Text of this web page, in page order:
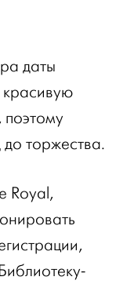
даты
до торжества.
Royal,